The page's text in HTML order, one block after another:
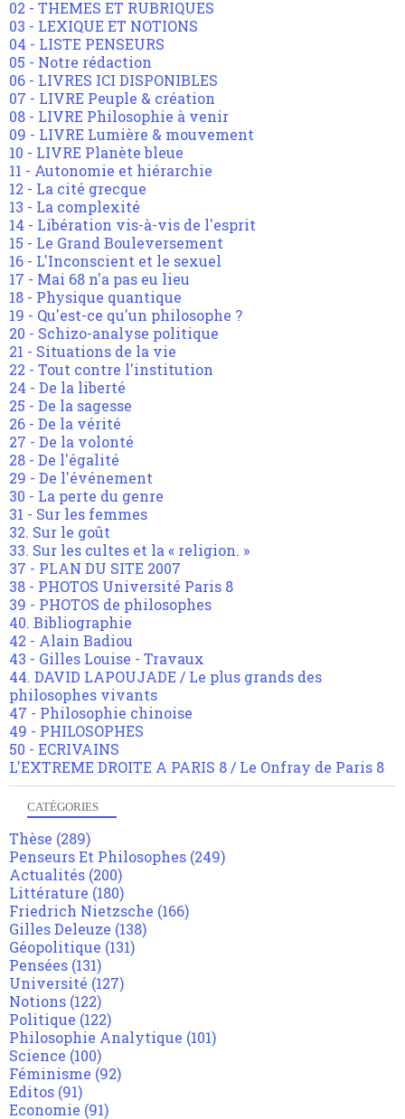
02 - THEMES ET RUBRIQUES
03 - LEXIQUE ET NOTIONS
04 - LISTE PENSEURS
05 - Notre rédaction
06 - LIVRES ICI DISPONIBLES
07 - LIVRE Peuple & création
08 - LIVRE Philosophie à venir
09 - LIVRE Lumière & mouvement
10 - LIVRE Planète bleue
11 - Autonomie et hiérarchie
12 - La cité grecque
13 - La complexité
14 - Libération vis-à-vis de l'esprit
15 - Le Grand Bouleversement
16 - L'Inconscient et le sexuel
17 - Mai 68 n'a pas eu lieu
18 - Physique quantique
19 - Qu'est-ce qu'un philosophe ?
20 - Schizo-analyse politique
21 - Situations de la vie
22 - Tout contre l'institution
24 - De la liberté
25 - De la sagesse
26 - De la vérité
27 - De la volonté
28 - De l'égalité
29 - De l'événement
30 - La perte du genre
31 - Sur les femmes
32. Sur le goût
33. Sur les cultes et la « religion. »
37 - PLAN DU SITE 2007
38 - PHOTOS Université Paris 8
39 - PHOTOS de philosophes
40. Bibliographie
42 - Alain Badiou
43 - Gilles Louise - Travaux
44. DAVID LAPOUJADE / Le plus grands des
philosophes vivants
47 - Philosophie chinoise
49 - PHILOSOPHES
50 - ECRIVAINS
L'EXTREME DROITE A PARIS 8 / Le Onfray de Paris 8
CATÉGORIES
Thèse (289)
Penseurs Et Philosophes (249)
Actualités (200)
Littérature (180)
Friedrich Nietzsche (166)
Gilles Deleuze (138)
Géopolitique (131)
Pensées (131)
Université (127)
Notions (122)
Politique (122)
Philosophie Analytique (101)
Science (100)
Féminisme (92)
Editos (91)
Economie (91)